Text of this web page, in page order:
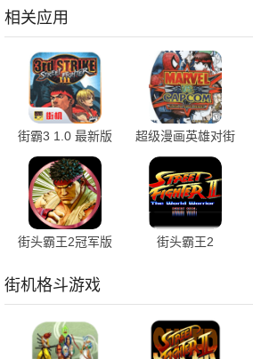
相关应用
街霸3 1.0 最新版
超级漫画英雄对街
头霸王 0.2.6 最新
版
街头霸王2冠军版
机版
街头霸王2
街机格斗游戏